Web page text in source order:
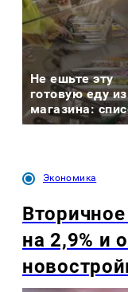
Не ешьте эту
готовую еду из
магазина:
Экономика
на 2,9% и